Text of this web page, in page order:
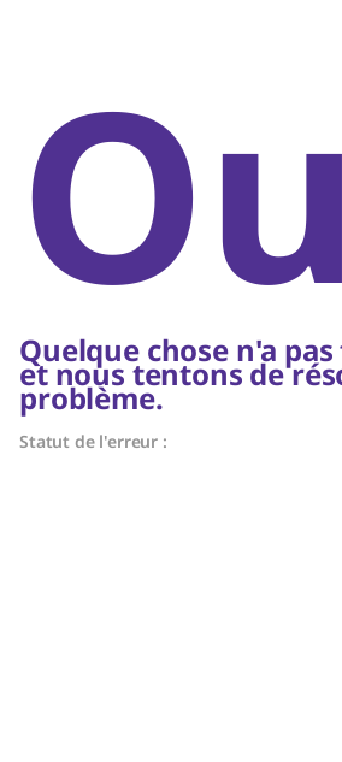
Quelque chose n'a
et nous tentons de
problème.
Statut de l'erreur :